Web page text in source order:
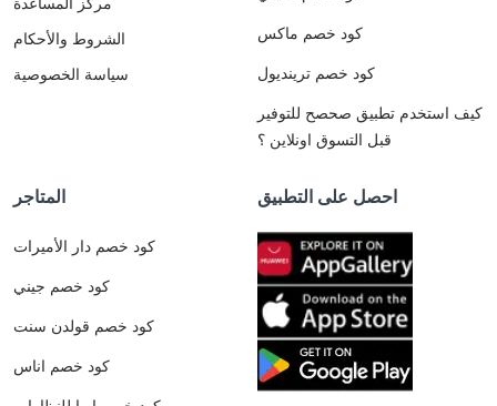
الشروط والأحكام
سياسة الخصوصية
كود خصم ماكس
كود خصم ترينديول
كيف استخدم تطبيق صحصح للتوفير
قبل التسوق اونلاين ؟
المتاجر
كود خصم دار الأميرات
كود خصم جيني
كود خصم قولدن سنت
كود خصم اناس
احصل على التطبيق